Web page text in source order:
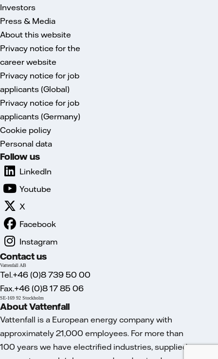
Investors
Press & Media
About this website
Privacy notice for the
career website
Privacy notice for job
applicants (Global)
Privacy notice for job
applicants (Germany)
Cookie policy
Personal data
Follow us
LinkedIn
Youtube
X
Facebook
Instagram
Contact us
Vattenfall AB
Tel.+46 (0)8 739 50 00
Fax.+46 (0)8 17 85 06
SE-169 92 Stockholm
About Vattenfall
Vattenfall is a European energy company with
approximately 21,000 employees. For more than
100 years we have electrified industries, supplied